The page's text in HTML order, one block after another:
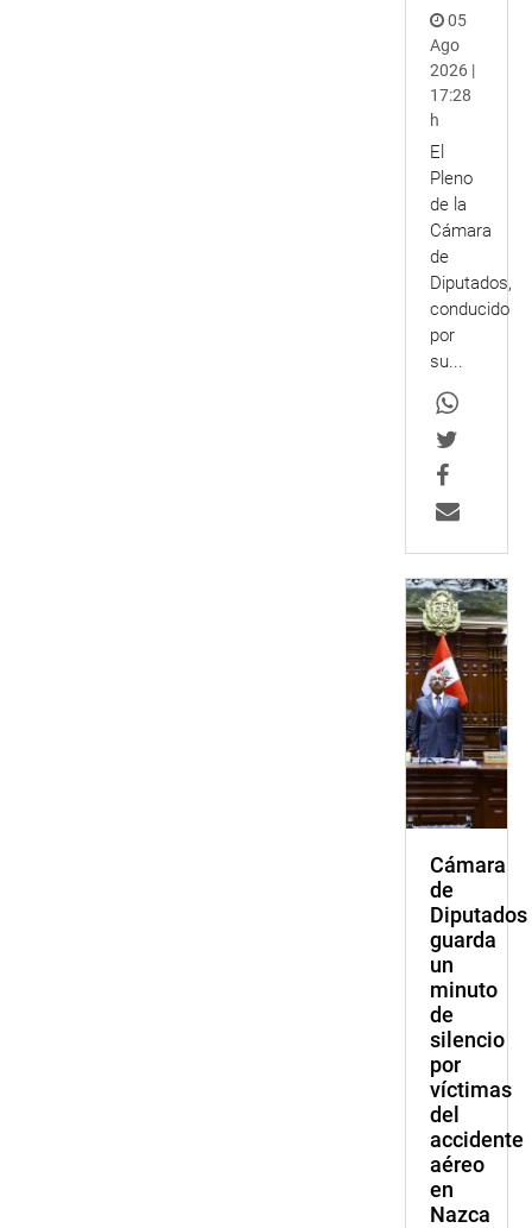
05
Ago
2026 |
17:28
h
El
Pleno
de la
Cámara
de
Diputados,
conducido
por
su...
Cámara
de
Diputados
guarda
un
minuto
de
silencio
por
víctimas
del
accidente
aéreo
en
Nazca